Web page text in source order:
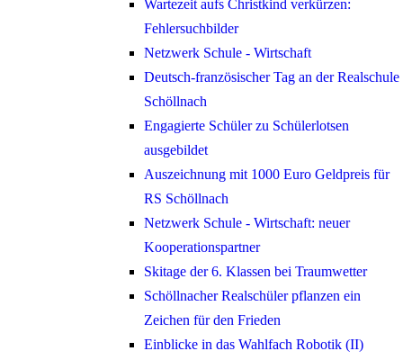
Wartezeit aufs Christkind verkürzen:
Fehlersuchbilder
Netzwerk Schule - Wirtschaft
Deutsch-französischer Tag an der Realschule
Schöllnach
Engagierte Schüler zu Schülerlotsen
ausgebildet
Auszeichnung mit 1000 Euro Geldpreis für
RS Schöllnach
Netzwerk Schule - Wirtschaft: neuer
Kooperationspartner
Skitage der 6. Klassen bei Traumwetter
Schöllnacher Realschüler pflanzen ein
Zeichen für den Frieden
Einblicke in das Wahlfach Robotik (II)